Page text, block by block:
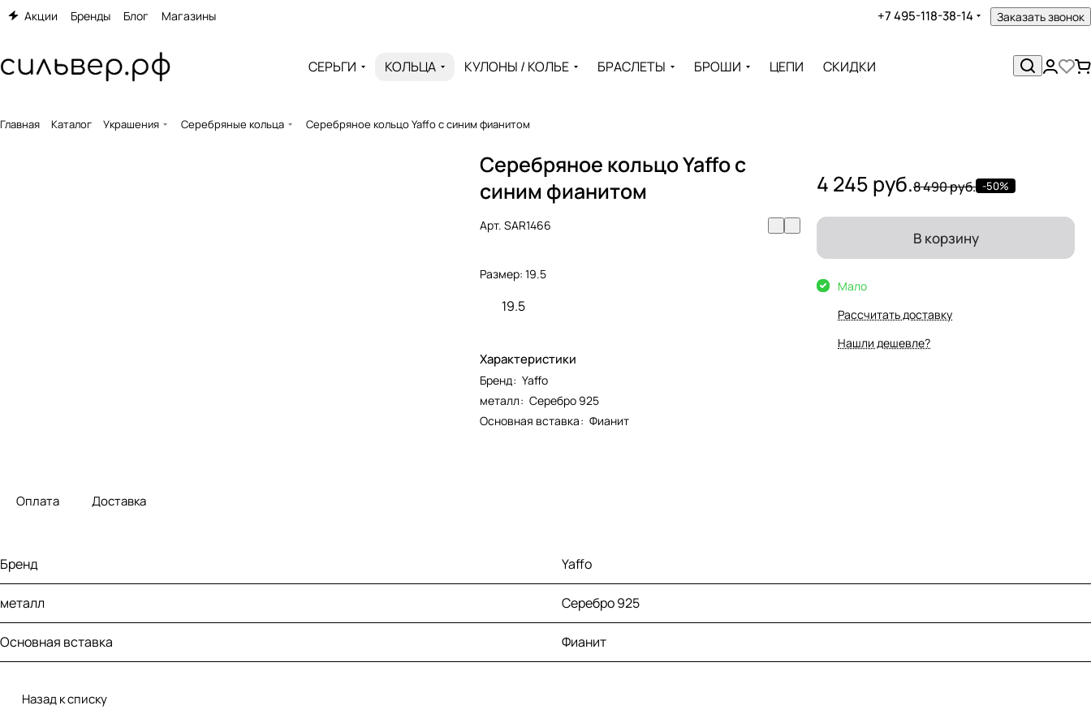
Акции Бренды Блог Магазины +7 495-118-38-14 Заказать звонок
СЕРЬГИ КОЛЬЦА КУЛОНЫ / КОЛЬЕ БРАСЛЕТЫ БРОШИ ЦЕПИ СКИДКИ
Главная Каталог Украшения Серебряные кольца Серебряное кольцо Yaffo с синим фианитом
Серебряное кольцо Yaffo с
синим фианитом
Арт.SAR1466
Размер:19.5
19.5
Характеристики
Бренд: Yaffo
металл: Серебро 925
Основная вставка: Фианит
4 245 руб.8 490 руб. -50%
В корзину
Мало
Рассчитать доставку
Нашли дешевле?
Оплата Доставка
Бренд Yaffo
металл Серебро 925
Основная вставка Фианит
Назад к списку